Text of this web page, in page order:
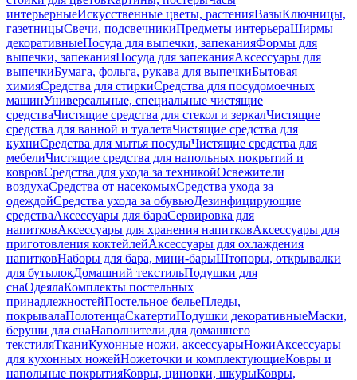
интерьерныеИскусственные цветы, растенияВазыКлючницы,
газетницыСвечи, подсвечникиПредметы интерьераШирмы
декоративныеПосуда для выпечки, запеканияФормы для
выпечки, запеканияПосуда для запеканияАксессуары для
выпечкиБумага, фольга, рукава для выпечкиБытовая
химияСредства для стиркиСредства для посудомоечных
машинУниверсальные, специальные чистящие
средстваЧистящие средства для стекол и зеркалЧистящие
средства для ванной и туалетаЧистящие средства для
кухниСредства для мытья посудыЧистящие средства для
мебелиЧистящие средства для напольных покрытий и
ковровСредства для ухода за техникойОсвежители
воздухаСредства от насекомыхСредства ухода за
одеждойСредства ухода за обувьюДезинфицирующие
средстваАксессуары для бараСервировка для
напитковАксессуары для хранения напитковАксессуары для
приготовления коктейлейАксессуары для охлаждения
напитковНаборы для бара, мини-барыШтопоры, открывалки
для бутылокДомашний текстильПодушки для
снаОдеялаКомплекты постельных
принадлежностейПостельное бельеПледы,
покрывалаПолотенцаСкатертиПодушки декоративныеМаски,
беруши для снаНаполнители для домашнего
текстиляТканиКухонные ножи, аксессуарыНожиАксессуары
для кухонных ножейНожеточки и комплектующиеКовры и
напольные покрытияКовры, циновки, шкурыКовры,